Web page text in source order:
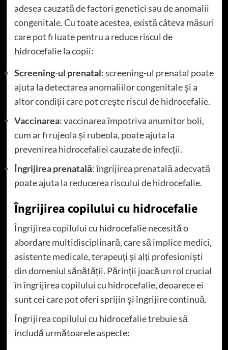
adesea cauzată de factori genetici sau de anomalii
congenitale. Cu toate acestea, există câteva măsuri
care pot fi luate pentru a reduce riscul de
hidrocefalie la copii:
Screening-ul prenatal: screening-ul prenatal poate
ajuta la detectarea anomaliilor congenitale și a
altor condiții care pot crește riscul de hidrocefalie.
Vaccinarea: vaccinarea împotriva anumitor boli,
cum ar fi rujeola și rubeola, poate ajuta la
prevenirea hidrocefaliei cauzate de infecții.
Îngrijirea prenatală: îngrijirea prenatală adecvată
poate ajuta la reducerea riscului de hidrocefalie.
Îngrijirea copilului cu hidrocefalie
Îngrijirea copilului cu hidrocefalie necesită o
abordare multidisciplinară, care să implice medici,
asistente medicale, terapeuți și alți profesioniști
din domeniul sănătății. Părinții joacă un rol crucial
în îngrijirea copilului cu hidrocefalie, deoarece ei
sunt cei care pot oferi sprijin și îngrijire continuă.
Îngrijirea copilului cu hidrocefalie trebuie să
includă următoarele aspecte: